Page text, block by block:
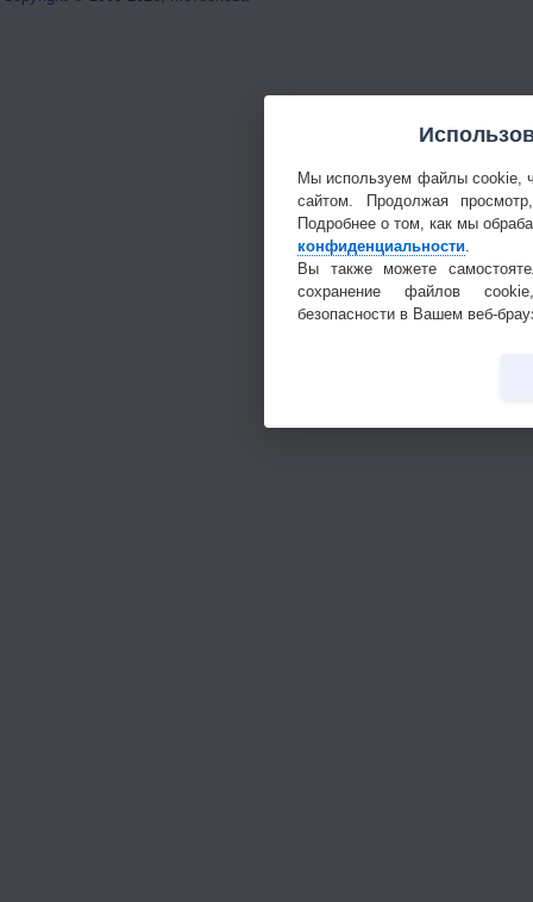
Мы используем файлы cookie,
сайтом. Продолжая
Подробнее о том, как мы
конфиденциальности
Вы также можете
сохранение файлов
безопасности в Вашем веб-